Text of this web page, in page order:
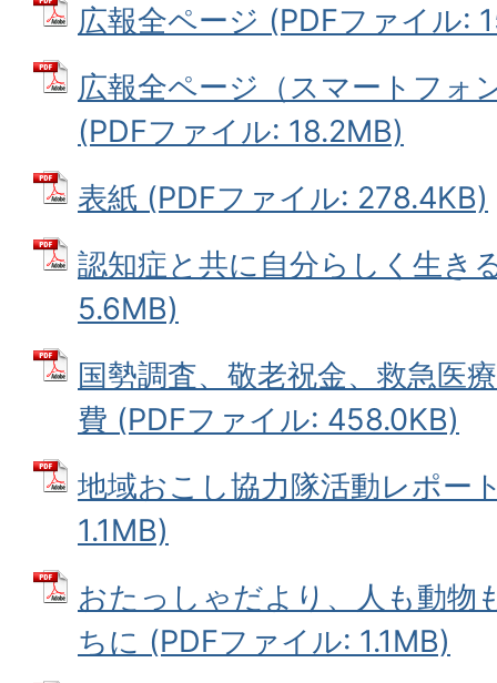
広報全ページ (PDFファイル:
広報全ページ（スマートフォ
(PDFファイル: 18.2MB)
表紙 (PDFファイル: 278.4KB)
認知症と共に自分らしく生き
5.6MB)
国勢調査、敬老祝金、救急医
費 (PDFファイル: 458.0KB)
地域おこし協力隊活動レポー
1.1MB)
おたっしゃだより、人も動物
ちに (PDFファイル: 1.1MB)